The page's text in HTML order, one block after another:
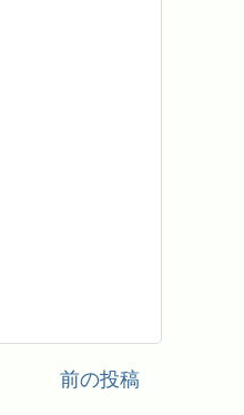
前の投稿